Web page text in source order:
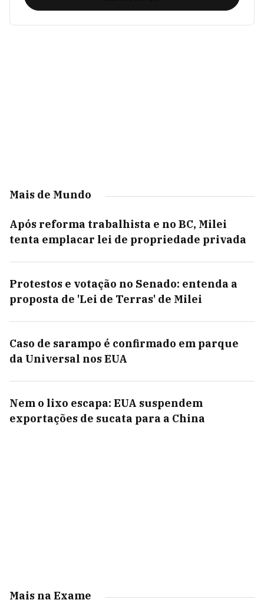
Mais de Mundo
Após reforma trabalhista e no BC, Milei
tenta emplacar lei de propriedade privada
Protestos e votação no Senado: entenda a
proposta de 'Lei de Terras' de Milei
Caso de sarampo é confirmado em parque
da Universal nos EUA
Nem o lixo escapa: EUA suspendem
exportações de sucata para a China
Mais na Exame